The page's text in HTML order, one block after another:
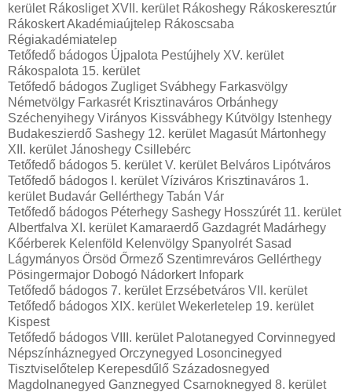
kerület Rákosliget XVII. kerület Rákoshegy Rákoskeresztúr
Rákoskert Akadémiaújtelep Rákoscsaba
Régiakadémiatelep
Tetőfedő bádogos Újpalota Pestújhely XV. kerület
Rákospalota 15. kerület
Tetőfedő bádogos Zugliget Svábhegy Farkasvölgy
Németvölgy Farkasrét Krisztinaváros Orbánhegy
Széchenyihegy Virányos Kissvábhegy Kútvölgy Istenhegy
Budakeszierdő Sashegy 12. kerület Magasút Mártonhegy
XII. kerület Jánoshegy Csillebérc
Tetőfedő bádogos 5. kerület V. kerület Belváros Lipótváros
Tetőfedő bádogos I. kerület Víziváros Krisztinaváros 1.
kerület Budavár Gellérthegy Tabán Vár
Tetőfedő bádogos Péterhegy Sashegy Hosszúrét 11. kerület
Albertfalva XI. kerület Kamaraerdő Gazdagrét Madárhegy
Kőérberek Kelenföld Kelenvölgy Spanyolrét Sasad
Lágymányos Örsöd Őrmező Szentimreváros Gellérthegy
Pösingermajor Dobogó Nádorkert Infopark
Tetőfedő bádogos 7. kerület Erzsébetváros VII. kerület
Tetőfedő bádogos XIX. kerület Wekerletelep 19. kerület
Kispest
Tetőfedő bádogos VIII. kerület Palotanegyed Corvinnegyed
Népszínháznegyed Orczynegyed Losoncinegyed
Tisztviselőtelep Kerepesdűlő Századosnegyed
Magdolnanegyed Ganznegyed Csarnoknegyed 8. kerület